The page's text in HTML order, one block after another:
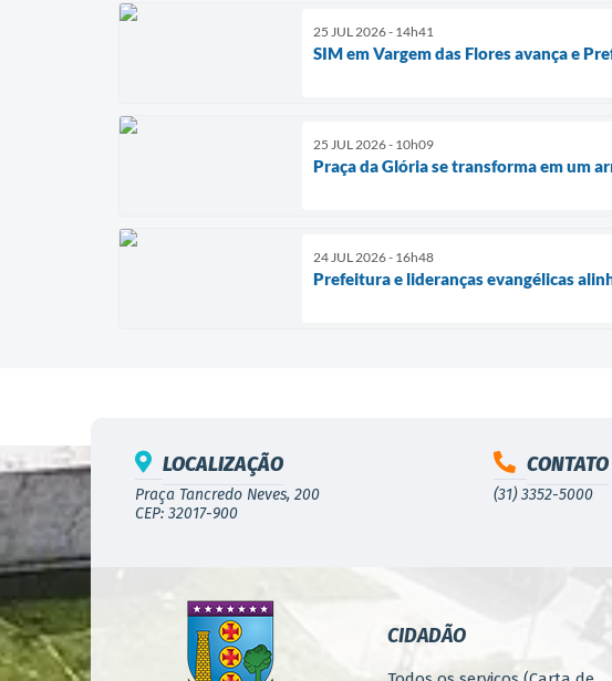
25 JUL 2026 - 14h41
SIM em Vargem das Flores avança e
25 JUL 2026 - 10h09
Praça da Glória se transforma em um
24 JUL 2026 - 16h48
Prefeitura e lideranças evangélicas
LOCALIZAÇÃO
Praça Tancredo Neves, 200
CEP: 32017-900
CONTATO
(31) 3352-5000
CIDADÃO